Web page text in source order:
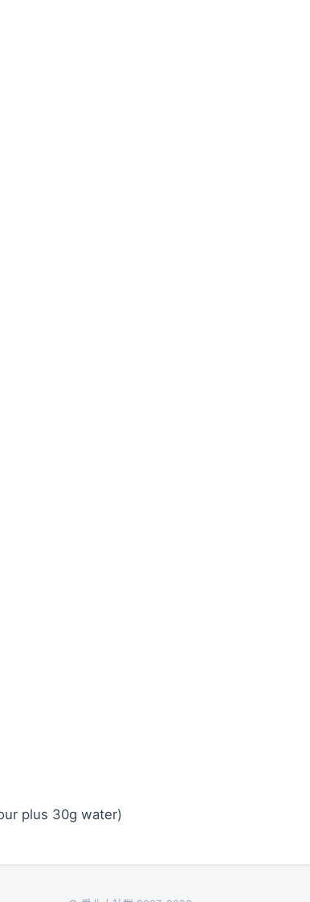
plus 30g water)